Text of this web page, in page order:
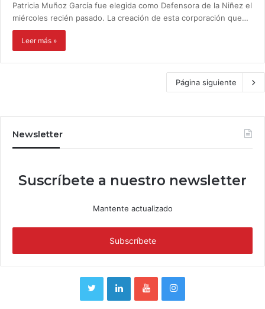
Patricia Muñoz García fue elegida como Defensora de la Niñez el
miércoles recién pasado. La creación de esta corporación que…
Leer más »
Página siguiente
Newsletter
Suscríbete a nuestro newsletter
Mantente actualizado